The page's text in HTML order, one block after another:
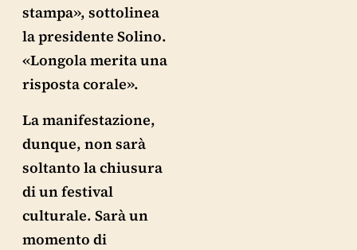
stampa», sottolinea
la presidente Solino.
«Longola merita una
risposta corale».
La manifestazione,
dunque, non sarà
soltanto la chiusura
di un festival
culturale. Sarà un
momento di